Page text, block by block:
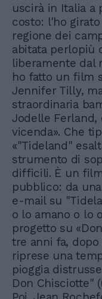
uscirà in Italia a
costo: l'ho girato
regione dei
abitata perlopiù
liberamente dal
ho fatto un film
Jennifer Tilly,
straordinaria
Jodelle Ferland,
vicenda». Che
«"Tideland"
strumento di
difficili. È un
pubblico: da
e-mail su
o lo amano o lo
progetto su
tre anni fa,
riprese una
pioggia
Don Chisciotte"